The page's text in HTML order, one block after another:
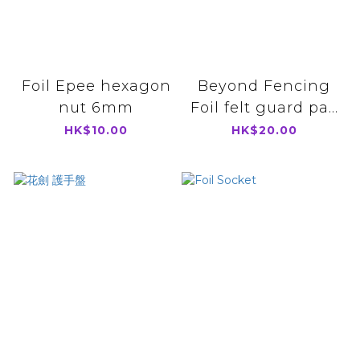
Foil Epee hexagon
nut 6mm
HK$10.00
Beyond Fencing
Foil felt guard pa...
HK$20.00